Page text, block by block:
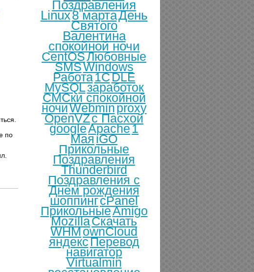
по
Поздравления
Linux8 мартаДень
Святого
Валентина
спокойной ночи
CentOSЛюбовные
SMSWindows
Работа1СDLE
MySQLзаработок
СМСки спокойной
ночиWebminproxy
OpenVZс Пасхой
googleApache1
МаяiGO
Прикольные
Поздравления
Thunderbird
Поздравления с
Днем рождения
шоппингcPanel
ПрикольныеAmigo
MozillaСкачать
WHMownCloud
яндексПеревод
навигатор
Virtualmin